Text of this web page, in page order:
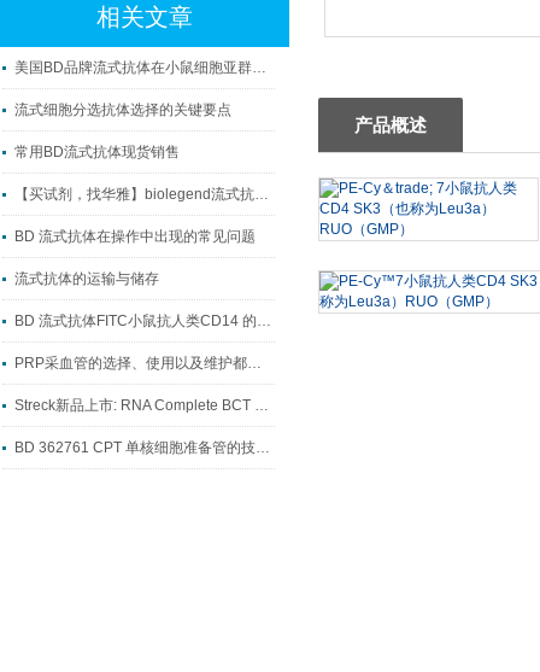
相关文章
美国BD品牌流式抗体在小鼠细胞亚群研究中的应用与试剂选型指南
流式细胞分选抗体选择的关键要点
常用BD流式抗体现货销售
【买试剂，找华雅】biolegend流式抗体系列
BD 流式抗体在操作中出现的常见问题
流式抗体的运输与储存
BD 流式抗体FITC小鼠抗人类CD14 的主要作用
PRP采血管的选择、使用以及维护都是非常重要的环节
Streck新品上市: RNA Complete BCT 保存管
BD 362761 CPT 单核细胞准备管的技术解析
产品概述